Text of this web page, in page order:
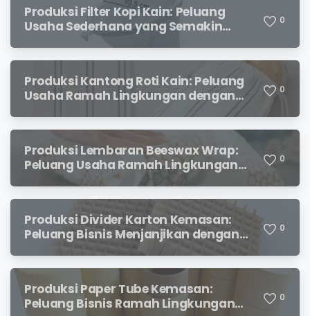
Produksi Filter Kopi Kain: Peluang
Usaha Sederhana yang Semakin
Diminati Pecinta Kopi
0
Produksi Kantong Roti Kain: Peluang
Usaha Ramah Lingkungan dengan
0
Produksi Lembaran Beeswax Wrap:
Peluang Usaha Ramah Lingkungan
yang Menjanjikan
0
Produksi Divider Karton Kemasan:
Peluang Bisnis Menjanjikan dengan
Permintaan yang Terus Meningkat
0
Produksi Paper Tube Kemasan:
Peluang Bisnis Ramah Lingkungan
0